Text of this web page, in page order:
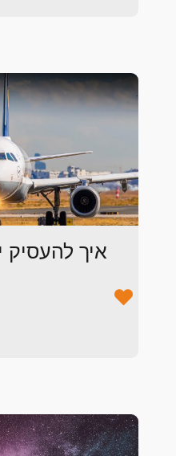
איך להעסיק